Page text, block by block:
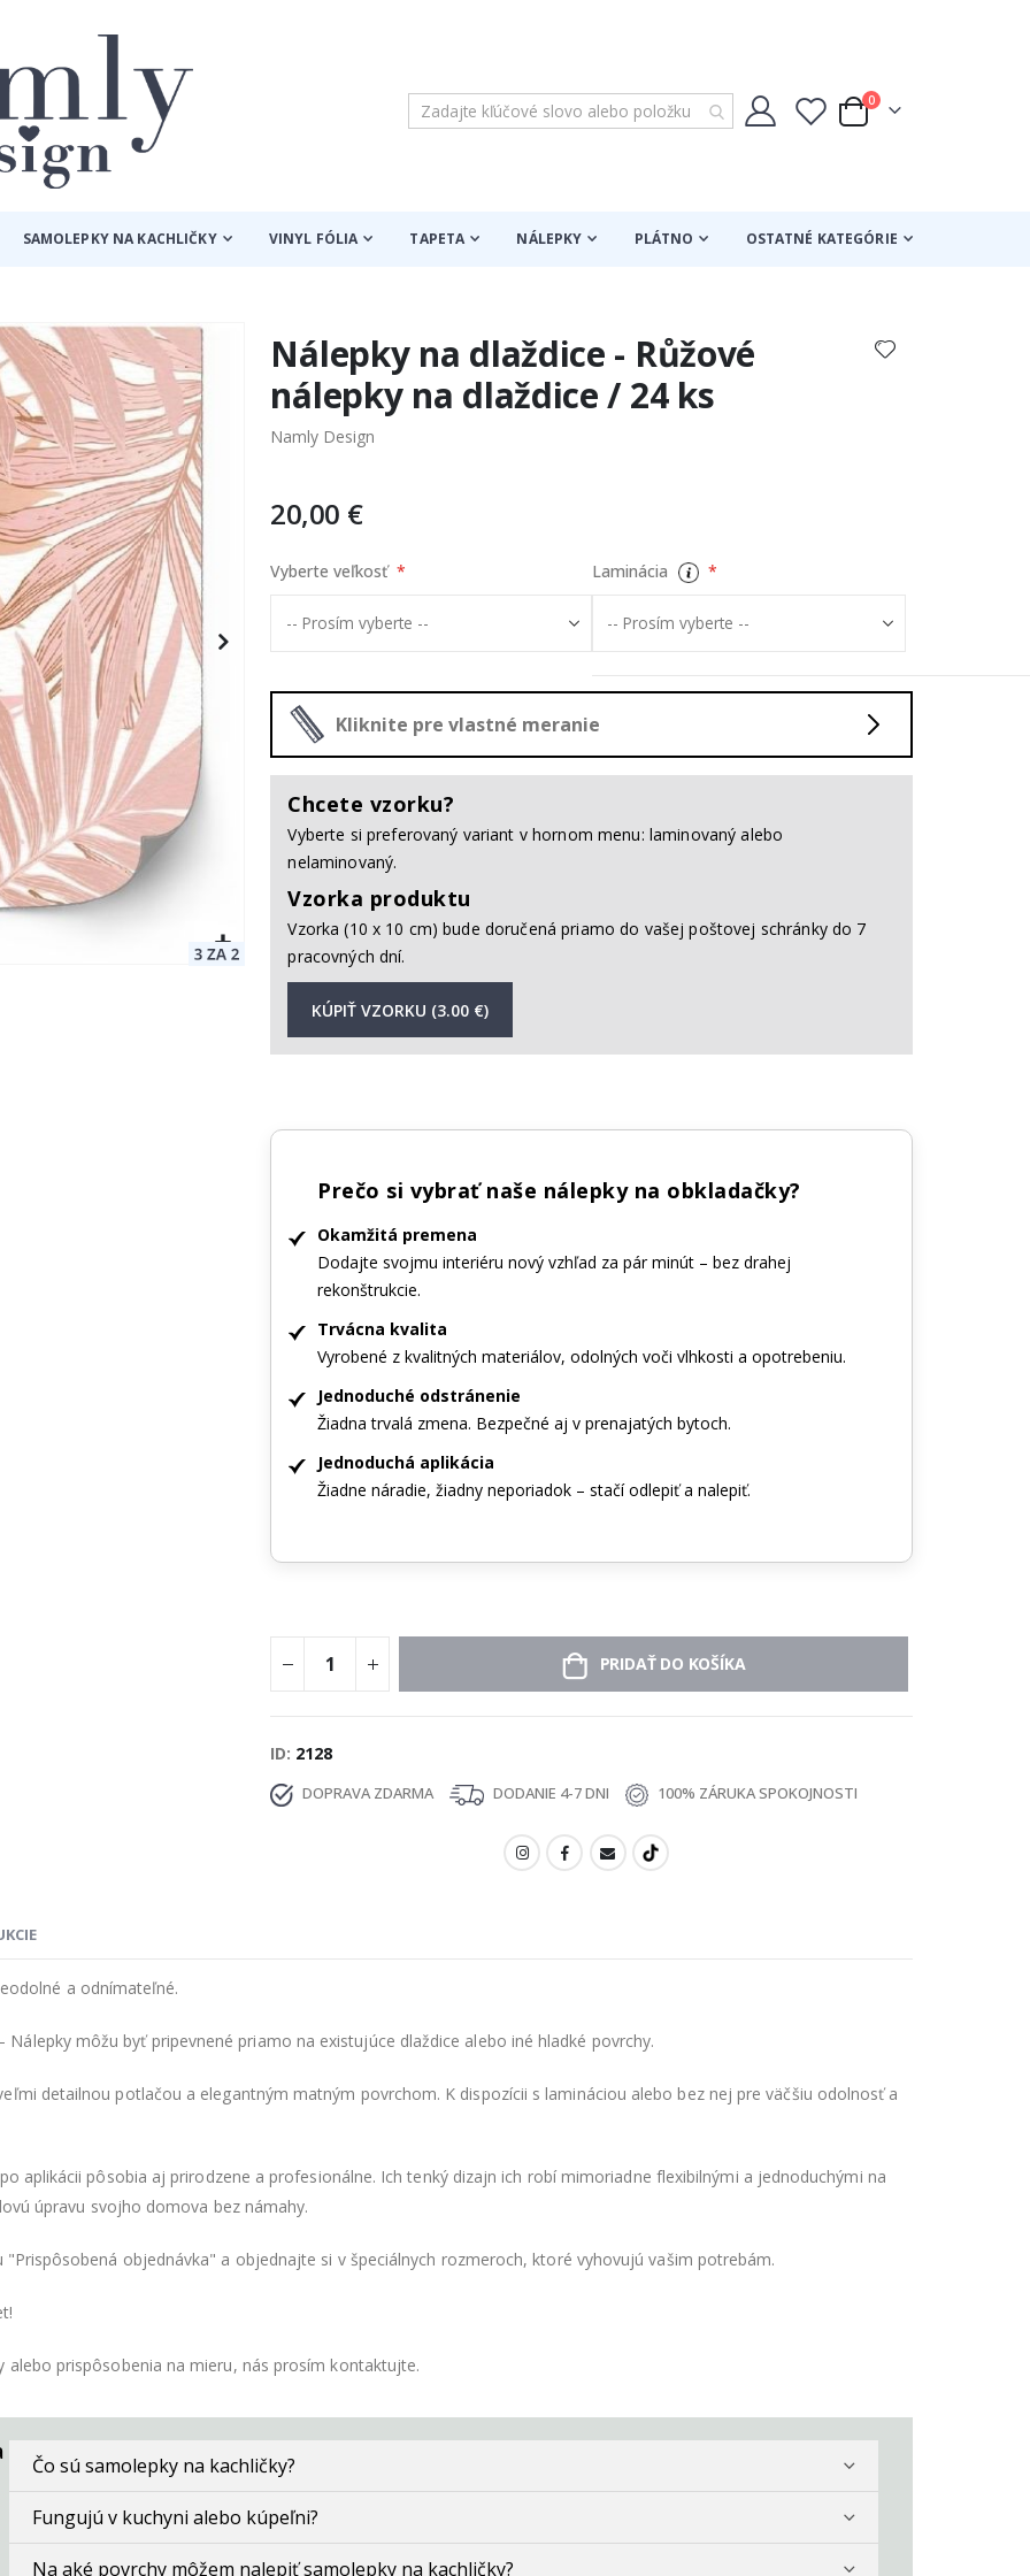
Cart
0položky
SAMOLEPKY NA KACHLIČKY VINYL FÓLIA TAPETA NÁLEPKY PLÁTNO OSTATNÉ KATEGÓRIE
Nálepky na dlaždice - Růžové
nálepky na dlaždice / 24 ks
Namly Design
20,00 €
Vyberte veľkosť Laminácia
Kliknite pre vlastné meranie
Chcete vzorku?
Vyberte si preferovaný variant v hornom menu: laminovaný alebo
nelaminovaný.
Vzorka produktu
Vzorka (10 x 10 cm) bude doručená priamo do vašej poštovej schránky do 7
pracovných dní.
KÚPIŤ VZORKU (3.00 €)
Prečo si vybrať naše nálepky na obkladačky?
Okamžitá premena
Dodajte svojmu interiéru nový vzhľad za pár minút – bez drahej
rekonštrukcie.
Trvácna kvalita
Vyrobené z kvalitných materiálov, odolných voči vlhkosti a opotrebeniu.
Jednoduché odstránenie
Žiadna trvalá zmena. Bezpečné aj v prenajatých bytoch.
Jednoduchá aplikácia
Žiadne náradie, žiadny neporiadok – stačí odlepiť a nalepiť.
PRIDAŤ DO KOŠÍKA
ID 2128
DOPRAVA ZDARMA DODANIE 4-7 DNI 100% ZÁRUKA SPOKOJNOSTI
a odnímateľné.
Nálepky môžu byť pripevnené priamo na existujúce dlaždice alebo iné hladké povrchy.
detailnou potlačou a elegantným matným povrchom. K dispozícii s lamináciou alebo bez nej pre väčšiu odolnosť a
aplikácii pôsobia aj prirodzene a profesionálne. Ich tenký dizajn ich robí mimoriadne flexibilnými a jednoduchými na
úpravu svojho domova bez námahy.
objednávka" a objednajte si v špeciálnych rozmeroch, ktoré vyhovujú vašim potrebám.
alebo prispôsobenia na mieru, nás prosím kontaktujte.
Čo sú samolepky na kachličky?
Fungujú v kuchyni alebo kúpeľni?
Na aké povrchy môžem nalepiť samolepky na kachličky?